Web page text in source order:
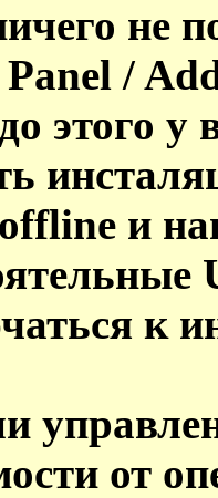
не
/
этого у
и
к
от